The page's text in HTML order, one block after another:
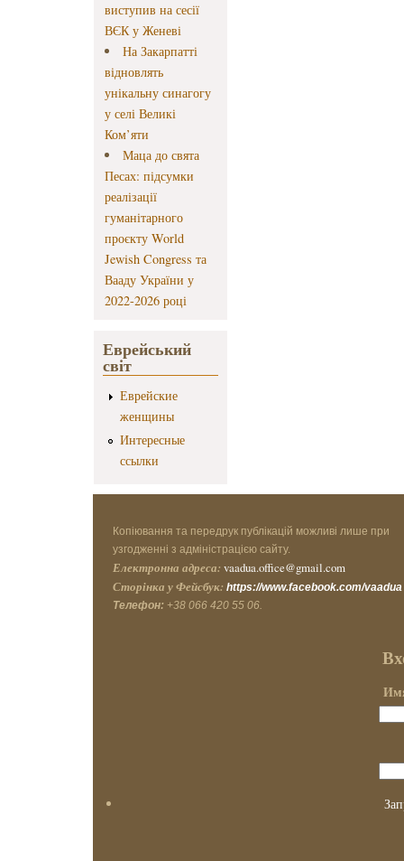
виступив на сесії
ВЄК у Женеві
На Закарпатті
відновлять
унікальну синагогу
у селі Великі
Ком’яти
Маца до свята
Песах: підсумки
реалізації
гуманітарного
проєкту World
Jewish Congress та
Вааду України у
2022-2026 році
Еврейський
світ
Еврейские
женщины
Интересные
ссылки
Копіювання та передрук публікацій можливі лише при
узгодженні з адміністрацією сайту.
Електронна адреса: vaadua.office@gmail.com
Сторінка у Фейсбук: https://www.facebook.com/vaadua
Телефон: +38 066 420 55 06.